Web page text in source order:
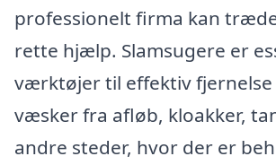
professionelt firma kan
rette hjælp. Slamsugere er
værktøjer til effektiv fjernelse
væsker fra afløb, kloakker,
andre steder, hvor der er